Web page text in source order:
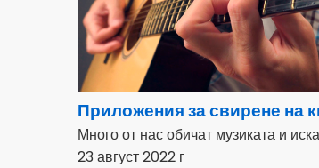
Приложения за свирене на
Много от нас обичат музиката и
23 август 2022 г